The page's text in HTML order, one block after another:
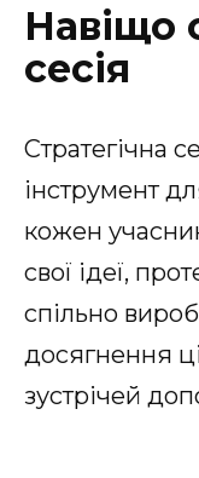
Навіщо
сесія
Стратегічна
інструмент
кожен
свої ідеї,
спільно
досягнення
зустрічей